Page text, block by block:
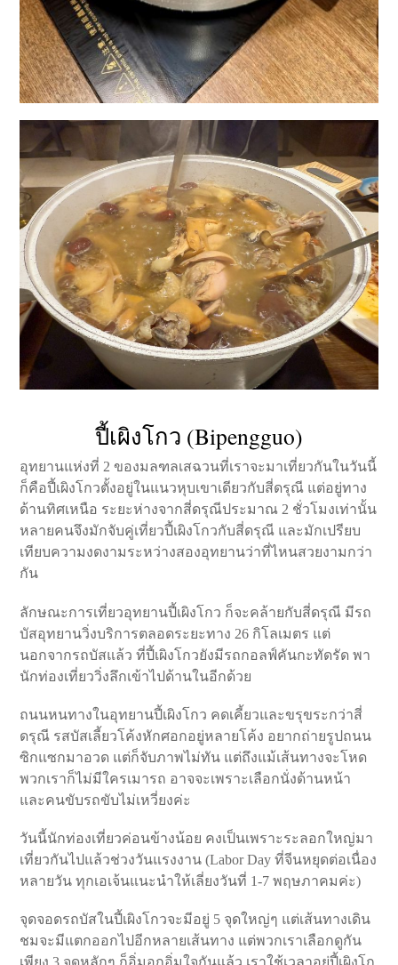
ปี้เผิงโกว (Bipengguo)
อุทยานแห่งที่ 2 ของมลฑลเสฉวนที่เราจะมาเที่ยวกันในวันนี้
ก็คือปี้เผิงโกวตั้งอยู่ในแนวหุบเขาเดียวกับสี่ดรุณี แต่อยู่ทาง
ด้านทิศเหนือ ระยะห่างจากสี่ดรุณีประมาณ 2 ชั่วโมงเท่านั้น
หลายคนจึงมักจับคู่เที่ยวปี้เผิงโกวกับสี่ดรุณี และมักเปรียบ
เทียบความงดงามระหว่างสองอุทยานว่าที่ไหนสวยงามกว่า
กัน
ลักษณะการเที่ยวอุทยานปี้เผิงโกว ก็จะคล้ายกับสี่ดรุณี มีรถ
บัสอุทยานวิ่งบริการตลอดระยะทาง 26 กิโลเมตร แต่
นอกจากรถบัสแล้ว ที่ปี้เผิงโกวยังมีรถกอลฟ์คันกะทัดรัด พา
นักท่องเที่ยววิ่งลึกเข้าไปด้านในอีกด้วย
ถนนหนทางในอุทยานปี้เผิงโกว คดเคี้ยวและขรุขระกว่าสี่
ดรุณี รสบัสเลี้ยวโค้งหักศอกอยู่หลายโค้ง อยากถ่ายรูปถนน
ซิกแซกมาอวด แต่ก็จับภาพไม่ทัน แต่ถึงแม้เส้นทางจะโหด
พวกเราก็ไม่มีใครเมารถ อาจจะเพราะเลือกนั่งด้านหน้า
และคนขับรถขับไม่เหวี่ยงค่ะ
วันนี้นักท่องเที่ยวค่อนข้างน้อย คงเป็นเพราะระลอกใหญ่มา
เที่ยวกันไปแล้วช่วงวันแรงงาน (Labor Day ที่จีนหยุดต่อเนื่อง
หลายวัน ทุกเอเจ้นแนะนำให้เลี่ยงวันที่ 1-7 พฤษภาคมค่ะ)
จุดจอดรถบัสในปี้เผิงโกวจะมีอยู่ 5 จุดใหญ่ๆ แต่เส้นทางเดิน
ชมจะมีแตกออกไปอีกหลายเส้นทาง แต่พวกเราเลือกดูกัน